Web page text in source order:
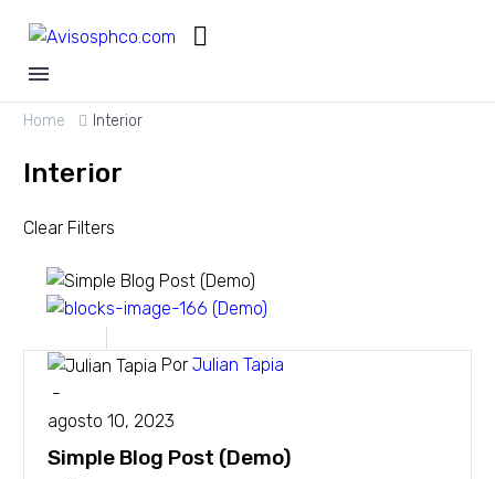
Home Interior
Interior
Clear Filters
Por Julian Tapia
-
agosto 10, 2023
Simple Blog Post (Demo)